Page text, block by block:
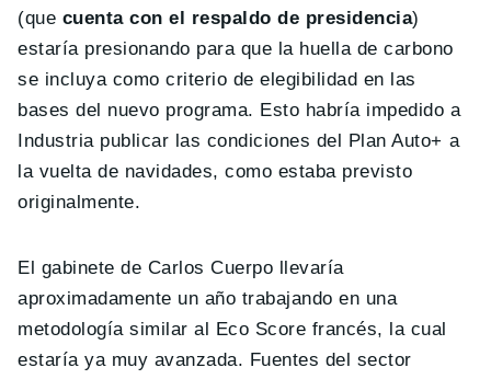
(que cuenta con el respaldo de presidencia)
estaría presionando para que la huella de carbono
se incluya como criterio de elegibilidad en las
bases del nuevo programa. Esto habría impedido a
Industria publicar las condiciones del Plan Auto+ a
la vuelta de navidades, como estaba previsto
originalmente.
El gabinete de Carlos Cuerpo llevaría
aproximadamente un año trabajando en una
metodología similar al Eco Score francés, la cual
estaría ya muy avanzada. Fuentes del sector